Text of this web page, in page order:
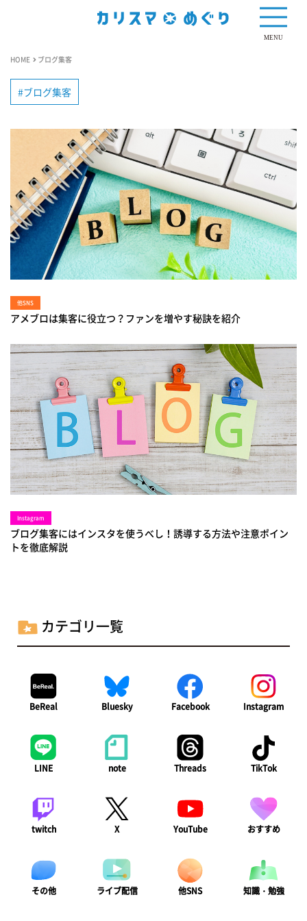
MENU
HOME ブログ集客
ブログ集客
他SNS
アメブロは集客に役立つ？ファンを増やす秘訣を紹介
Instagram
ブログ集客にはインスタを使うべし！誘導する方法や注意ポイン
トを徹底解説
カテゴリ一覧
BeReal Bluesky Facebook Instagram
LINE note Threads TikTok
twitch X YouTube おすすめ
その他 ライブ配信 他SNS 知識・勉強